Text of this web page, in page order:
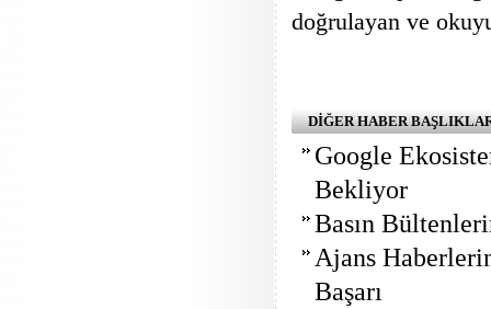
doğrulayan ve
DİĞER HABER
Google
Bekliyor
Basın
Ajans
Başarı